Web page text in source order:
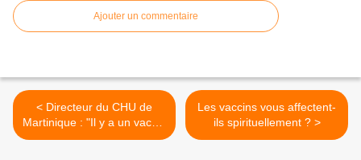
Ajouter un commentaire
< Directeur du CHU de
Martinique : "Il y a un vaccin
qui tue"
Les vaccins vous affectent-
ils spirituellement ? >